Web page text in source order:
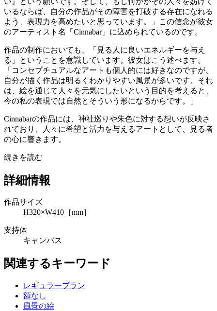
いるならば、自分の作品がその障害を打破する存在になれる
よう、表現力を高めたいと思っています。」この信念が彼女
のアーティスト名「Cinnabar」に込められているのです。
作品の制作においても、「見る人に良いエネルギーを与え
る」ということを意識しています。彼女はこう述べます。
「コンセプチュアルなアートも個人的には好きなのですが、
自分が描く作品は明るくわかりやすい風景が多いです。それ
は、絵を通じて人々を元気にしたいという目的を考えると、
今の私の表現では自然とそういう形になるからです。」
Cinnabarの作品には、神社巡りや朱色に対する想いが反映さ
れており、人々に希望と活力を与えるアートとして、見る者
の心に響きます。
続きを読む
詳細情報
作品サイズ
H320×W410［mm］
支持体
キャンバス
関連するキーワード
レギュラープラン
額なし
風景の絵